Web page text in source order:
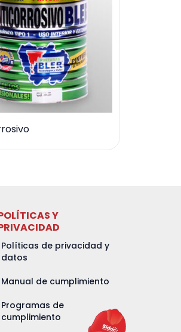
Y
Políticas de privacidad y
datos
Manual de cumplimiento
Programas de
cumplimiento